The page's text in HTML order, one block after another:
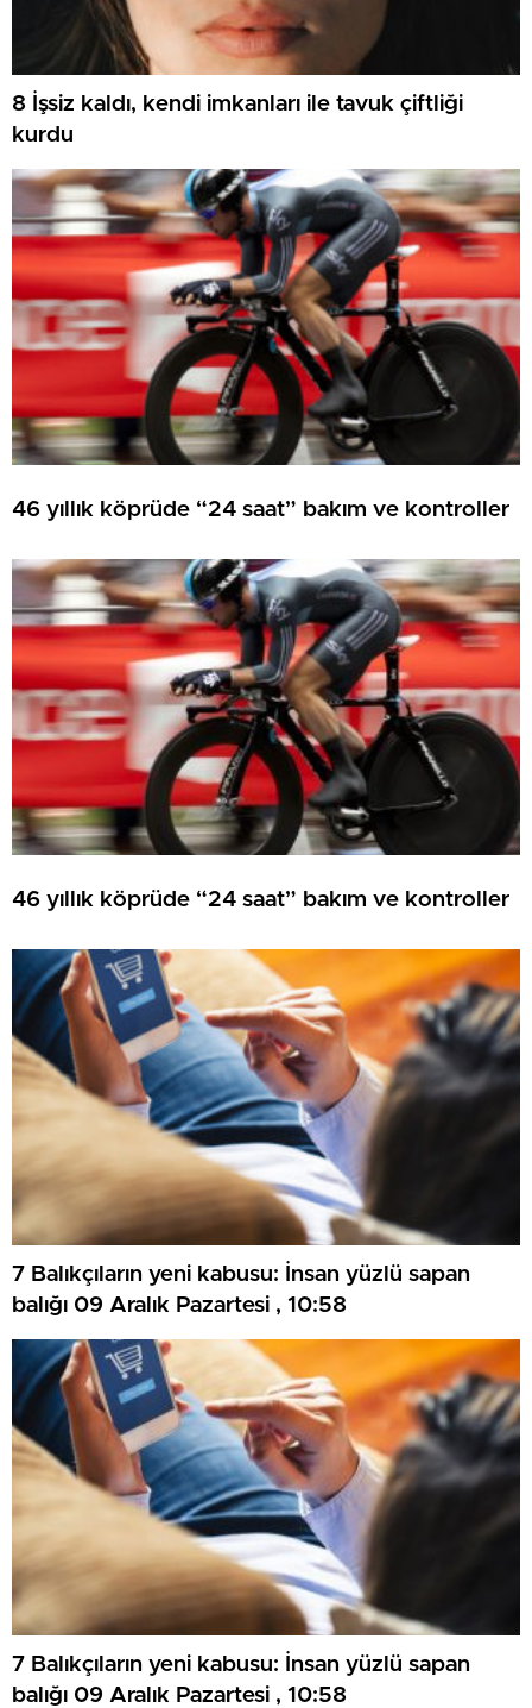
8 İşsiz kaldı, kendi imkanları ile tavuk çiftliği
kurdu
46 yıllık köprüde “24 saat” bakım ve kontroller
46 yıllık köprüde “24 saat” bakım ve kontroller
7 Balıkçıların yeni kabusu: İnsan yüzlü sapan
balığı 09 Aralık Pazartesi , 10:58
7 Balıkçıların yeni kabusu: İnsan yüzlü sapan
balığı 09 Aralık Pazartesi , 10:58